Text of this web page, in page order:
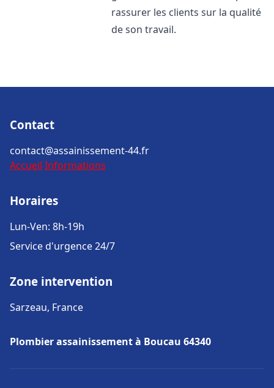
rassurer les clients sur la qualité
de son travail.
Contact
contact@assainissement-44.fr
Accueil Informations
Horaires
Lun-Ven: 8h-19h
Service d'urgence 24/7
Zone intervention
Sarzeau, France
Plombier assainissement à Boucau 64340